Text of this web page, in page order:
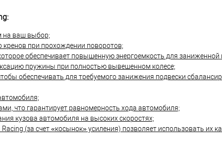
на ваш выбор;
при прохождении поворотов;
обеспечивает повышенную энергоемкость для заниженной
пружины при полностью вывешенном колесе;
обеспечивать для требуемого занижения подвески
что гарантирует равномерность хода автомобиля;
кузова автомобиля на высоких скоростях;
(за счет «косынок» усиления) позволяет использовать их